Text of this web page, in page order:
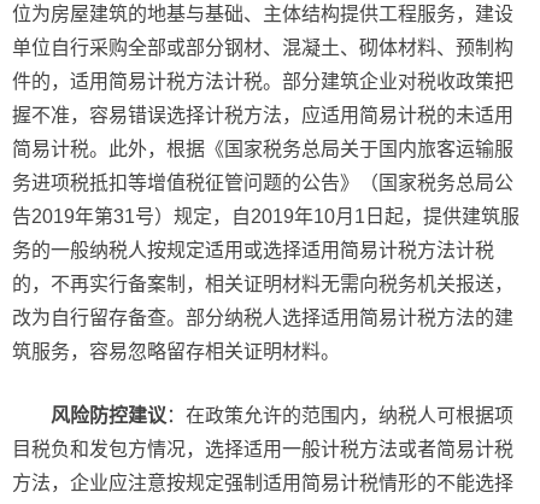
位为房屋建筑的地基与基础、主体结构提供工程服务，建设
单位自行采购全部或部分钢材、混凝土、砌体材料、预制构
件的，适用简易计税方法计税。部分建筑企业对税收政策把
握不准，容易错误选择计税方法，应适用简易计税的未适用
简易计税。此外，根据《国家税务总局关于国内旅客运输服
务进项税抵扣等增值税征管问题的公告》（国家税务总局公
告2019年第31号）规定，自2019年10月1日起，提供建筑服
务的一般纳税人按规定适用或选择适用简易计税方法计税
的，不再实行备案制，相关证明材料无需向税务机关报送，
改为自行留存备查。部分纳税人选择适用简易计税方法的建
筑服务，容易忽略留存相关证明材料。
风险防控建议 ：在政策允许的范围内，纳税人可根据项
目税负和发包方情况，选择适用一般计税方法或者简易计税
方法，企业应注意按规定强制适用简易计税情形的不能选择